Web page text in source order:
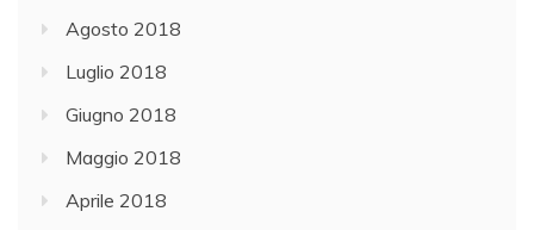
Agosto 2018
Luglio 2018
Giugno 2018
Maggio 2018
Aprile 2018